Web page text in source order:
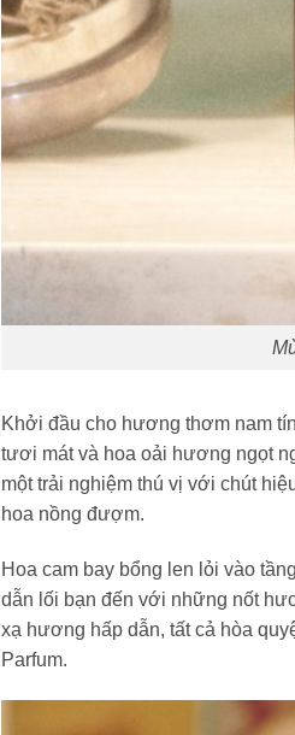
Khởi đầu cho hương thơm nam
tươi mát và hoa oải hương ngọt
một trải nghiệm thú vị với chút
hoa nồng đượm.
Hoa cam bay bổng len lỏi vào
dẫn lối bạn đến với những nốt
xạ hương hấp dẫn, tất cả hòa
Parfum.